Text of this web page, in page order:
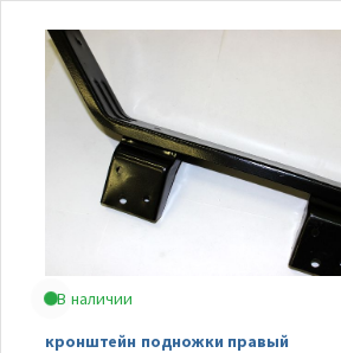
В наличии
кронштейн подножки правый